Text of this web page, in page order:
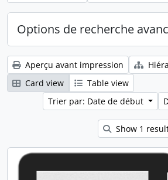
Options de recherche
Aperçu avant impression
Card view
Table view
Trier par: Date de début
Show 1